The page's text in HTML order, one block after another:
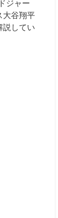
ジャー
大谷翔平
説してい